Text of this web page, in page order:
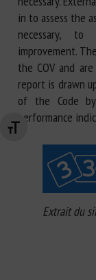
Changer la taille de la
in to assess the
necessary, to
improvement.
the COV and
report is drawn
of the Code
performance
Extrait du